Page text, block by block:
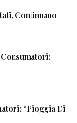
Continuano
“Pioggia Di